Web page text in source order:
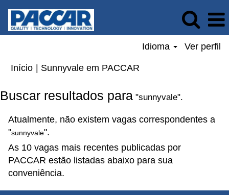
Idioma Ver perfil
Início Sunnyvale em PACCAR
Buscar resultados para "sunnyvale".
Atualmente, não existem vagas correspondentes a
"sunnyvale".
As 10 vagas mais recentes publicadas por
PACCAR estão listadas abaixo para sua
conveniência.